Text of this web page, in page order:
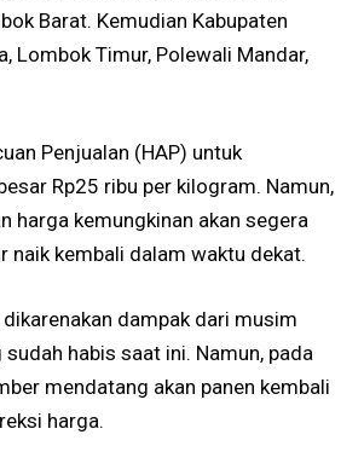
Barat. Kemudian Kabupaten
Lombok Timur, Polewali Mandar,
Penjualan (HAP) untuk
Rp25 ribu per kilogram. Namun,
harga kemungkinan akan segera
naik kembali dalam waktu dekat.
dampak dari musim
sudah habis saat ini. Namun, pada
mendatang akan panen kembali
harga.